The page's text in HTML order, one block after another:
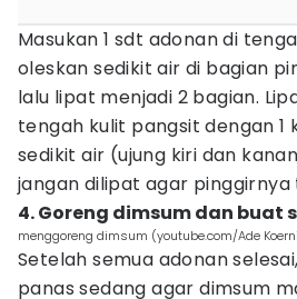
Masukan 1 sdt adonan di
oleskan sedikit air di bagian
lalu lipat menjadi 2 bagian.
tengah kulit pangsit dengan 1
sedikit air (ujung kiri dan
jangan dilipat agar
4. Goreng dimsum dan buat
menggoreng dimsum (youtube.com/Ade
Setelah semua adonan
panas sedang agar dimsum